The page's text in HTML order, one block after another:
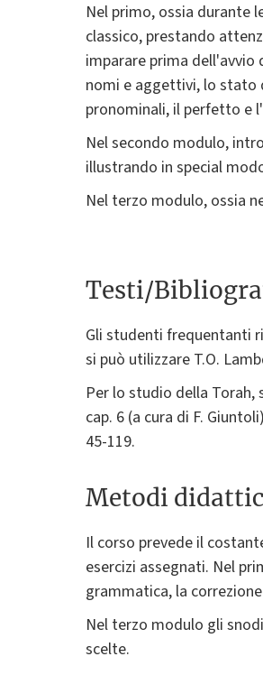
Nel primo, ossia durante
classico, prestando
imparare prima dell'avvio
nomi e aggettivi, lo stato
pronominali, il perfetto e
Nel secondo modulo,
illustrando in special
Nel terzo modulo, ossia
Testi/
Gli studenti frequentanti
si può utilizzare T.O.
Per lo studio della Torah,
cap. 6 (a cura di F.
45-119.
Metodi
Il corso prevede il
esercizi assegnati. Nel
grammatica, la
Nel terzo modulo gli
scelte.